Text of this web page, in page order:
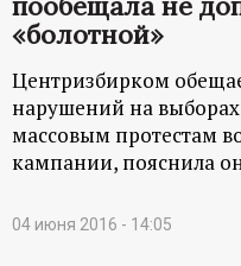
«болотной»
Центризбирком
нарушений на
массовым протестам
кампании, пояснила
04 июня 2016 - 14:05